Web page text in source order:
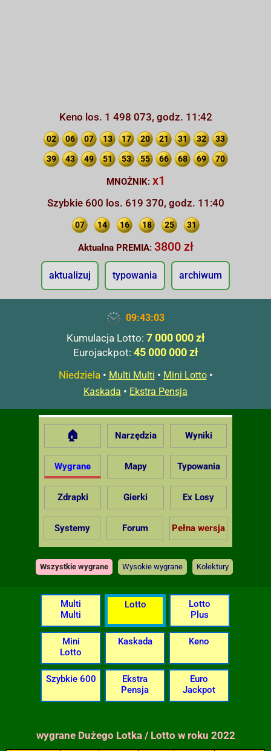
Keno los. 1 498 073, godz. 11:42
02 06 07 13 17 20 21 31 32 33
39 43 49 51 53 55 66 68 69 70
MNOŻNIK: x1
Szybkie 600 los. 619 370, godz. 11:40
07 14 16 18 25 31
Aktualna PREMIA: 3800 zł
aktualizuj typowania archiwum
09:43:04
Kumulacja Lotto: 7 000 000 zł
Eurojackpot: 45 000 000 zł
Niedziela• Multi Multi • Mini Lotto•
Kaskada • Ekstra Pensja
🏠 Narzędzia Wyniki
Wygrane Mapy Typowania
Zdrapki Gierki Ex Losy
Systemy Forum Pełna wersja
Wszystkie wygrane Wysokie wygrane Kolektury
Multi
Multi
Lotto
Lotto
Plus
Mini
Lotto
Kaskada Keno
Szybkie 600
Ekstra
Pensja
Euro
Jackpot
wygrane Dużego Lotka / Lotto w roku 2022